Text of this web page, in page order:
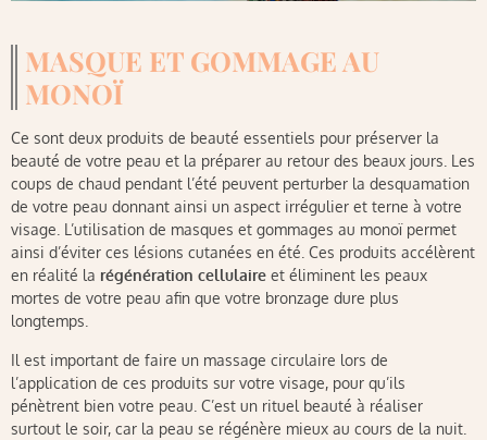
MASQUE ET GOMMAGE AU
MONOÏ
Ce sont deux produits de beauté essentiels pour préserver la
beauté de votre peau et la préparer au retour des beaux jours. Les
coups de chaud pendant l’été peuvent perturber la desquamation
de votre peau donnant ainsi un aspect irrégulier et terne à votre
visage. L’utilisation de masques et gommages au monoï permet
ainsi d’éviter ces lésions cutanées en été. Ces produits accélèrent
en réalité la régénération cellulaire et éliminent les peaux
mortes de votre peau afin que votre bronzage dure plus
longtemps.
Il est important de faire un massage circulaire lors de
l’application de ces produits sur votre visage, pour qu’ils
pénètrent bien votre peau. C’est un rituel beauté à réaliser
surtout le soir, car la peau se régénère mieux au cours de la nuit.